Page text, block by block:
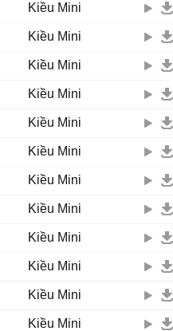
Kiều Mini
Kiều Mini
Kiều Mini
Kiều Mini
Kiều Mini
Kiều Mini
Kiều Mini
Kiều Mini
Kiều Mini
Kiều Mini
Kiều Mini
Kiều Mini